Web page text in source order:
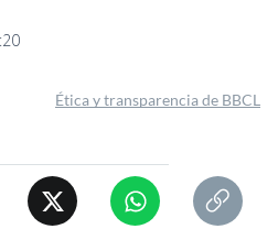
Ética y transparencia de BBCL